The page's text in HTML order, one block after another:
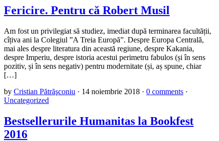
Fericire. Pentru că Robert Musil
Am fost un privilegiat să studiez, imediat după terminarea facultății,
cîțiva ani la Colegiul ”A Treia Europă”. Despre Europa Centrală,
mai ales despre literatura din această regiune, despre Kakania,
despre Imperiu, despre istoria acestui perimetru fabulos (și în sens
pozitiv, și în sens negativ) pentru modernitate (și, aș spune, chiar
[…]
by Cristian Pătrăşconiu · 14 noiembrie 2018 · 0 comments ·
Uncategorized
Bestsellerurile Humanitas la Bookfest
2016